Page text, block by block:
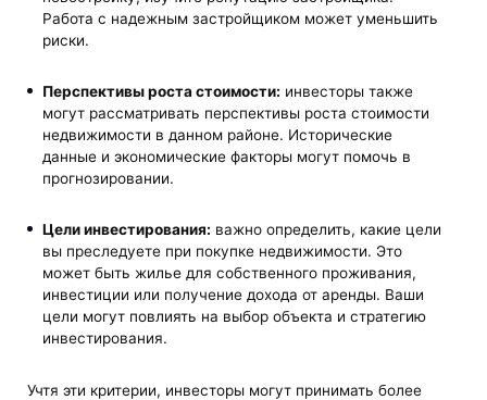
Работа с надежным застройщиком может уменьшить
риски.
Перспективы роста стоимости: инвесторы также
могут рассматривать перспективы роста стоимости
недвижимости в данном районе. Исторические
данные и экономические факторы могут помочь в
прогнозировании.
Цели инвестирования: важно определить, какие цели
вы преследуете при покупке недвижимости. Это
может быть жилье для собственного проживания,
инвестиции или получение дохода от аренды. Ваши
цели могут повлиять на выбор объекта и стратегию
инвестирования.
Учтя эти критерии, инвесторы могут принимать более